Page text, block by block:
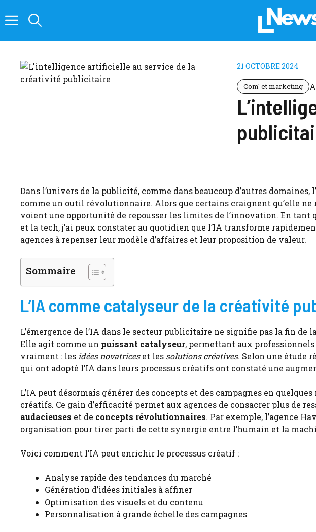
au
21 OCTOBRE 2024
Com' et marketing
Dans l’univers de la publicité, comme dans beaucoup d’autres domaines, l’
comme un outil révolutionnaire. Alors que certains craignent qu’elle
voient une opportunité de repousser les limites de l’innovation. En tant
et la tech, j’ai peux constater au quotidien que l’IA transforme
agences à repenser leur modèle d’affaires et leur proposition de valeur.
Sommaire
L’IA comme catalyseur de la créativité
L’émergence de l’IA dans le secteur publicitaire ne signifie pas la fin
Elle agit comme un puissant catalyseur, permettant aux
vraiment : les idées novatriceset les solutions créatives. Selon une étude
qui ont adopté l’IA dans leurs processus créatifs ont constaté une
L’IA peut désormais générer des concepts et des campagnes en
créatifs. Ce gain d’efficacité permet aux agences de consacrer plus de
audacieuses et de concepts révolutionnaires. Par exemple, l’agence
organisation pour tirer parti de cette synergie entre l’humain et la
Voici comment l’IA peut enrichir le processus créatif :
Analyse rapide des tendances du marché
Génération d’idées initiales à affiner
Optimisation des visuels et du contenu
Personnalisation à grande échelle des campagnes